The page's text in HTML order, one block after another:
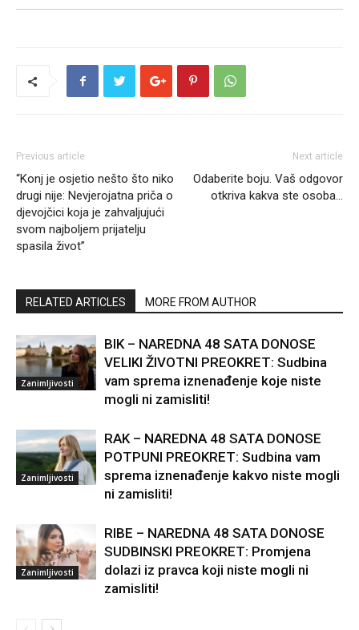
Previous article
“Konj je osjetio nešto što niko
drugi nije: Nevjerojatna priča o
djevojčici koja je zahvaljujući
svom najboljem prijatelju
spasila život”
Next article
Odaberite boju. Vaš odgovor
otkriva kakva ste osoba…
RELATED ARTICLES MORE FROM AUTHOR
Zanimljivosti
BIK – NAREDNA 48 SATA DONOSE
VELIKI ŽIVOTNI PREOKRET: Sudbina
vam sprema iznenađenje koje niste
mogli ni zamisliti!
Zanimljivosti
RAK – NAREDNA 48 SATA DONOSE
POTPUNI PREOKRET: Sudbina vam
sprema iznenađenje kakvo niste mogli
ni zamisliti!
Zanimljivosti
RIBE – NAREDNA 48 SATA DONOSE
SUDBINSKI PREOKRET: Promjena
dolazi iz pravca koji niste mogli ni
zamisliti!